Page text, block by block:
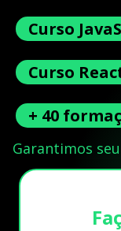
Curso
Curso
+ 40
Garantimos